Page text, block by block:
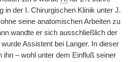
in der I. Chirurgischen Klinik unter J.
seine anatomischen Arbeiten zu
wandte er sich ausschließlich der
Assistent bei Langer. In dieser
ihn – wohl unter dem Einfluß seiner